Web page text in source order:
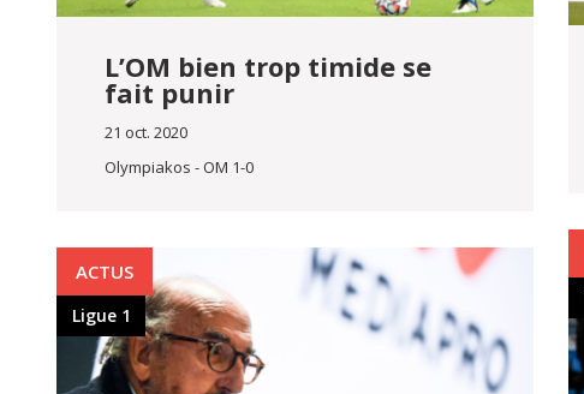
L’OM bien trop timide se
fait punir
21 oct. 2020
Olympiakos - OM 1-0
ACTUS
Ligue 1